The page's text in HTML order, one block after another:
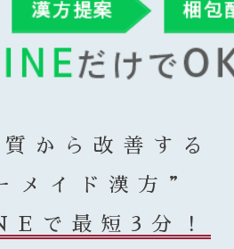
から改善する
メイド漢方”
で最短3分！